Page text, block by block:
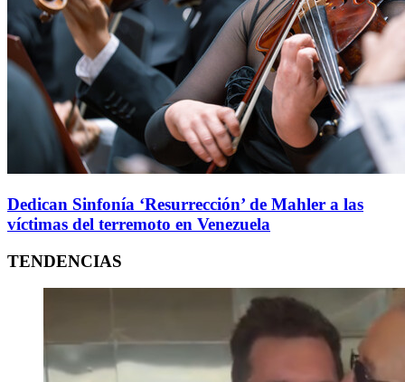
Dedican Sinfonía ‘Resurrección’ de Mahler a las
víctimas del terremoto en Venezuela
TENDENCIAS